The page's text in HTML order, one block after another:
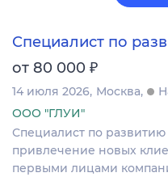
Специалист по
от 80 000 ₽
14 июля 2026 Москва
ООО "ГЛУИ"
Специалист по
привлечение новых
первыми лицами